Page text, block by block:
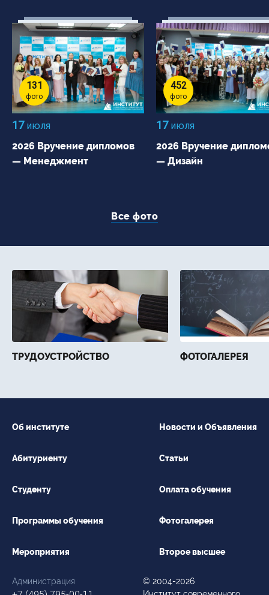
131
фото
17июля
2026 Вручение дипломов
— Менеджмент
452
фото
17июля
2026 Вручение
— Дизайн
Все фото
ТРУДОУСТРОЙСТВО ФОТОГАЛЕРЕЯ
Об институте
Абитуриенту
Студенту
Программы обучения
Мероприятия
Новости и Объявления
Статьи
Оплата обучения
Фотогалерея
Второе высшее
Администрация
© 2004-2026